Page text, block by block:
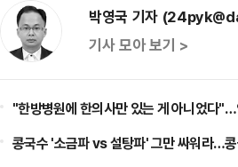
박영국 기자
기사 모아 보기 >
"한방병원에 한의사만 있는 게 아니었다
콩국수 '소금파 vs 설탕파' 그만 싸워라…